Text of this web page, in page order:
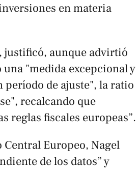
en materia
justificó, aunque advirtió
una "medida excepcional y
período de ajuste", la ratio
recalcando que
reglas fiscales europeas”.
Europeo, Nagel
de los datos” y